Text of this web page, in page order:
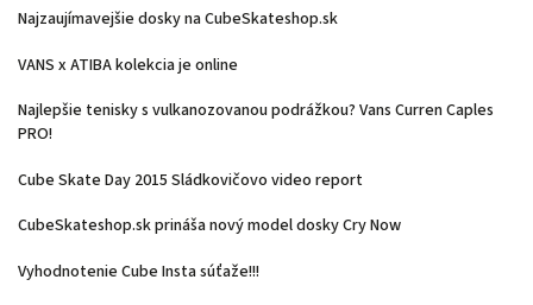
Najzaujímavejšie dosky na CubeSkateshop.sk
VANS x ATIBA kolekcia je online
Najlepšie tenisky s vulkanozovanou podrážkou? Vans Curren Caples
PRO!
Cube Skate Day 2015 Sládkovičovo video report
CubeSkateshop.sk prináša nový model dosky Cry Now
Vyhodnotenie Cube Insta súťaže!!!